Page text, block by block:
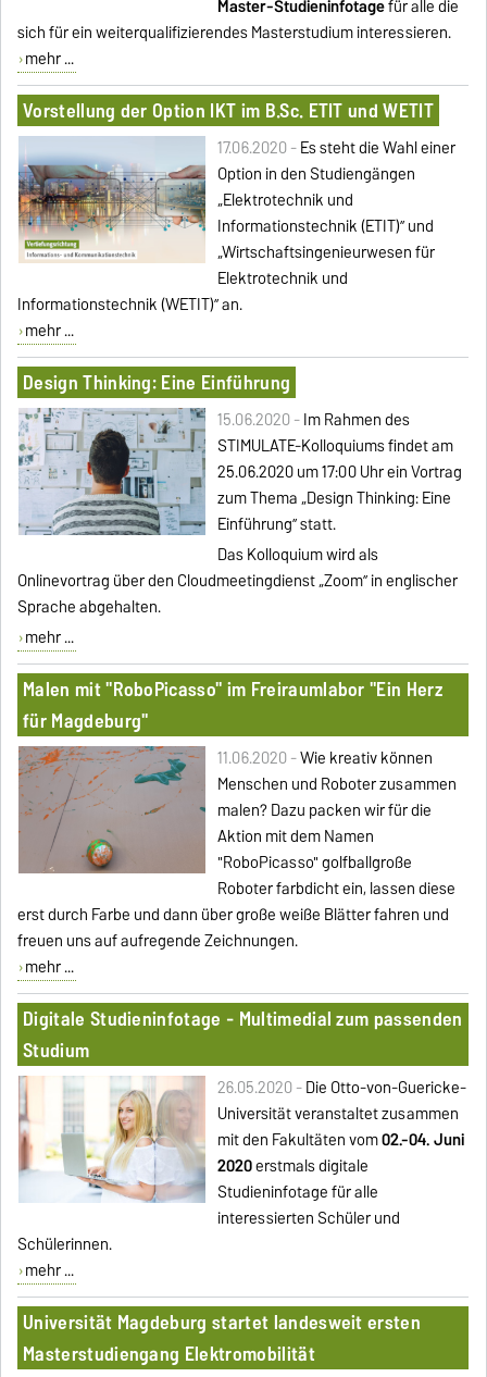
Master-Studieninfotagefür alle die
sich für ein weiterqualifizierendes Masterstudium interessieren.
mehr ...
Vorstellung der Option IKT im B.Sc. ETIT und WETIT
17.06.2020 -Es steht die Wahl einer
Option in den Studiengängen
„Elektrotechnik und
Informationstechnik (ETIT)” und
„Wirtschaftsingenieurwesen für
Elektrotechnik und
Informationstechnik (WETIT)” an.
mehr ...
Design Thinking: Eine Einführung
15.06.2020 -Im Rahmen des
STIMULATE-Kolloquiums findet am
25.06.2020 um 17:00 Uhr ein Vortrag
zum Thema „Design Thinking: Eine
Einführung” statt.
Das Kolloquium wird als
Onlinevortrag über den Cloudmeetingdienst „Zoom” in englischer
Sprache abgehalten.
mehr ...
Malen mit "RoboPicasso" im Freiraumlabor "Ein Herz
für Magdeburg"
11.06.2020 -Wie kreativ können
Menschen und Roboter zusammen
malen? Dazu packen wir für die
Aktion mit dem Namen
"RoboPicasso" golfballgroße
Roboter farbdicht ein, lassen diese
erst durch Farbe und dann über große weiße Blätter fahren und
freuen uns auf aufregende Zeichnungen.
mehr ...
Digitale Studieninfotage - Multimedial zum passenden
Studium
26.05.2020 -Die Otto-von-Guericke-
Universität veranstaltet zusammen
mit den Fakultäten vom02.-04. Juni
2020erstmals digitale
Studieninfotage für alle
interessierten Schüler und
Schülerinnen.
mehr ...
Universität Magdeburg startet landesweit ersten
Masterstudiengang Elektromobilität